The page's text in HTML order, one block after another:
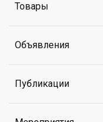
Товары
Объявления
Публикации